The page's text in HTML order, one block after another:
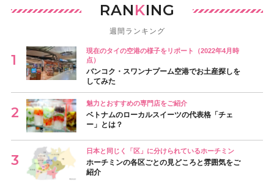
RANKING
週間ランキング
現在のタイの空港の様子をリポート（2022年4月時
点）
バンコク・スワンナプーム空港でお土産探しを
してみた
魅力とおすすめの専門店をご紹介
ベトナムのローカルスイーツの代表格「チェ
ー」とは？
日本と同じく「区」に分けられているホーチミン
ホーチミンの各区ごとの見どころと雰囲気をご
紹介